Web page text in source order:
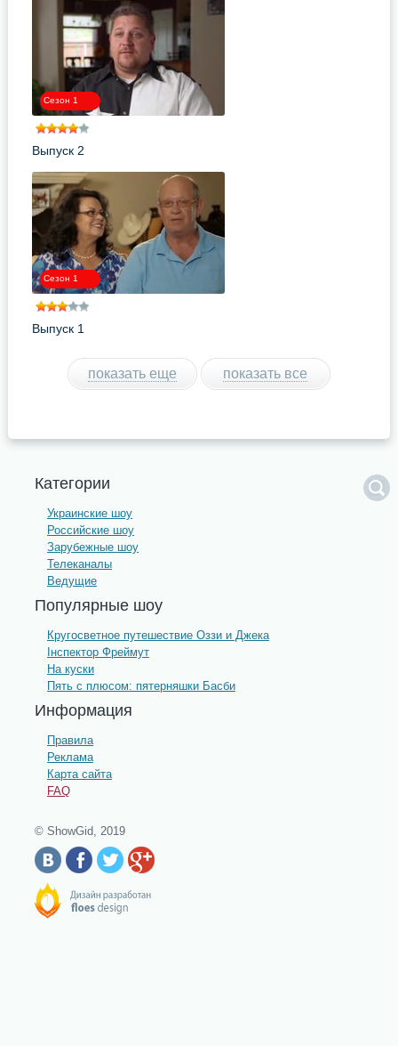
Сезон 1
Выпуск 2
Сезон 1
Выпуск 1
показать еще показать все
Категории
Украинские шоу
Российские шоу
Зарубежные шоу
Телеканалы
Ведущие
Популярные шоу
Кругосветное путешествие Оззи и Джека
Інспектор Фреймут
На куски
Пять с плюсом: пятерняшки Басби
Информация
Правила
Реклама
Карта сайта
FAQ
© ShowGid, 2019